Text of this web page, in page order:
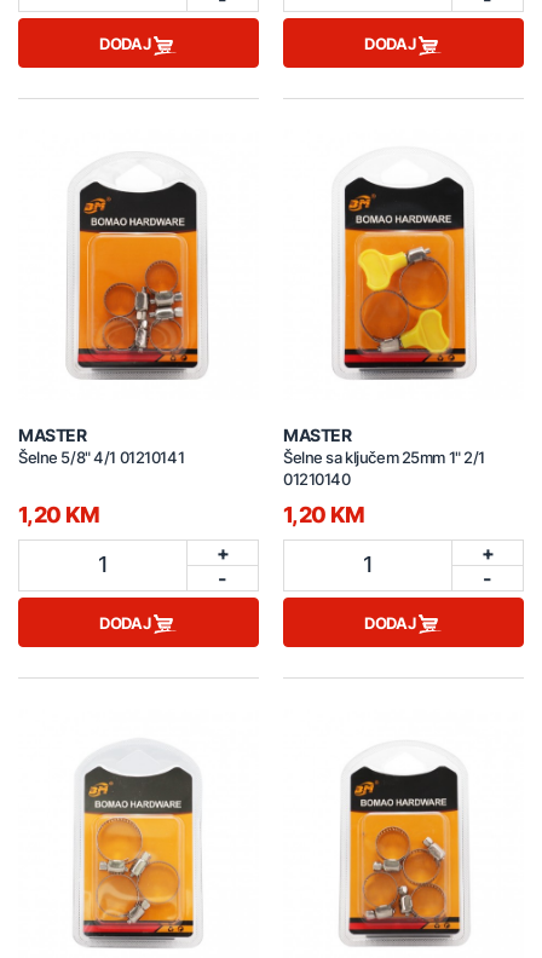
DODAJ DODAJ
MASTER
Šelne 5/8" 4/1 01210141
1,20 KM
1
+
-
DODAJ
MASTER
Šelne sa ključem 25mm 1" 2/1
01210140
1,20 KM
1
+
-
DODAJ